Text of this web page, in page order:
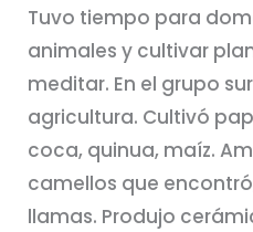
Tuvo tiempo para
animales y cultivar
meditar. En el grupo
agricultura. Cultivó
coca, quinua, maíz.
camellos que
llamas. Produjo